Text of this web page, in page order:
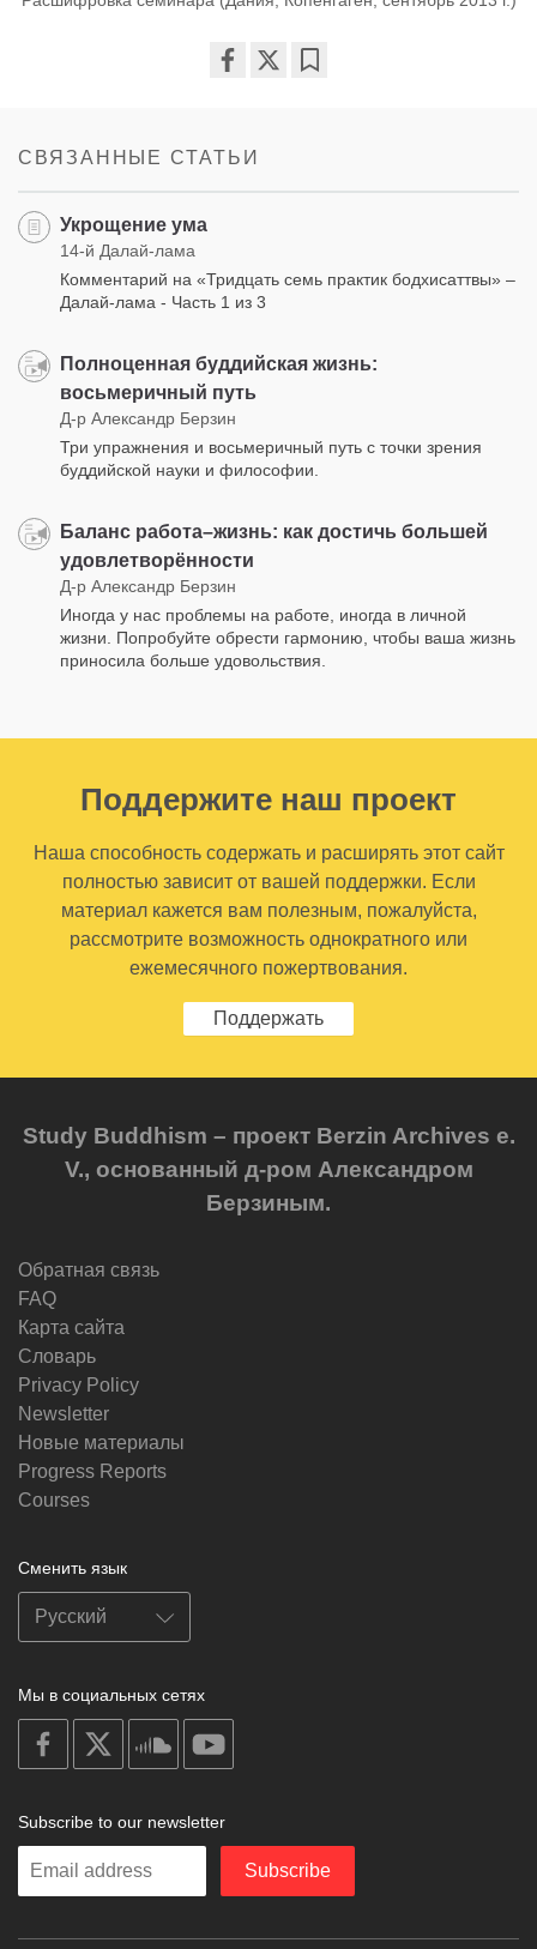
СВЯЗАННЫЕ СТАТЬИ
Укрощение ума
14-й Далай-лама
Комментарий на «Тридцать семь практик бодхисаттвы» –
Далай-лама - Часть 1 из 3
Полноценная буддийская жизнь:
восьмеричный путь
Д-р Александр Берзин
Три упражнения и восьмеричный путь с точки зрения
буддийской науки и философии.
Баланс работа–жизнь: как достичь большей
удовлетворённости
Д-р Александр Берзин
Иногда у нас проблемы на работе, иногда в личной
жизни. Попробуйте обрести гармонию, чтобы ваша жизнь
приносила больше удовольствия.
Поддержите наш проект
Наша способность содержать и расширять этот сайт
полностью зависит от вашей поддержки. Если
материал кажется вам полезным, пожалуйста,
рассмотрите возможность однократного или
ежемесячного пожертвования.
Поддержать
Study Buddhism – проект Berzin Archives e.
V., основанный д-ром Александром
Берзиным.
Обратная связь
FAQ
Карта сайта
Словарь
Privacy Policy
Newsletter
Новые материалы
Progress Reports
Courses
Сменить язык
Мы в социальных сетях
on
facebook
soundcloud
Subscribe to our newsletter
Enter
Subscribe